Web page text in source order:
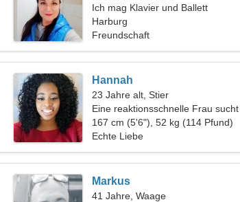
Ich mag Klavier und Ballett
Harburg
Freundschaft
Hannah
23 Jahre alt, Stier
Eine reaktionsschnelle Frau
Mann
167 cm (5'6"), 52 kg (114 Pfund)
Echte Liebe
Markus
41 Jahre, Waage